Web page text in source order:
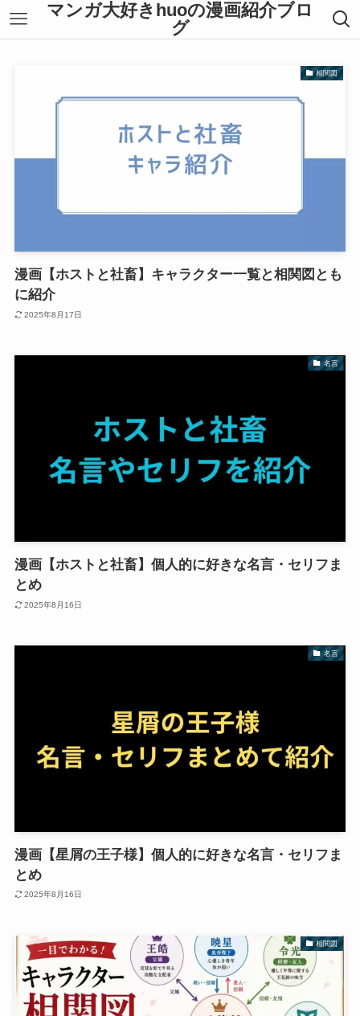
マンガ大好きhuoの漫画紹介ブロ
グ
相関図
漫画【ホストと社畜】キャラクター一覧と相関図とも
に紹介
2025年8月17日
名言
漫画【ホストと社畜】個人的に好きな名言・セリフま
とめ
2025年8月16日
名言
漫画【星屑の王子様】個人的に好きな名言・セリフま
とめ
2025年8月16日
相関図